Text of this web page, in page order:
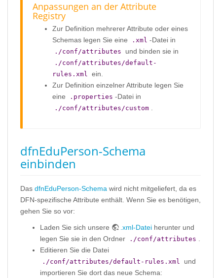
Anpassungen an der Attribute
Registry
Zur Definition mehrerer Attribute oder eines
Schemas legen Sie eine
.xml -Datei in
./conf/attributes und binden sie in
./conf/attributes/default-
rules.xml ein.
Zur Definition einzelner Attribute legen Sie
eine
.properties -Datei in
./conf/attributes/custom
dfnEduPerson-Schema
einbinden
Das dfnEduPerson-Schema wird nicht mitgeliefert, da es
DFN-spezifische Attribute enthält. Wenn Sie es benötigen,
gehen Sie so vor:
Laden Sie sich unsere .xml-Datei herunter und
legen Sie sie in den Ordner
./conf/attributes
Editieren Sie die Datei
./conf/attributes/default-rules.xml
und
importieren Sie dort das neue Schema: